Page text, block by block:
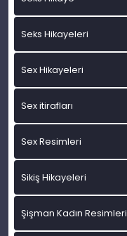
Seks Hikayeleri
Sex Hikayeleri
Sex itirafları
Sex Resimleri
Sikiş Hikayeleri
Şişman Kadın Resimleri